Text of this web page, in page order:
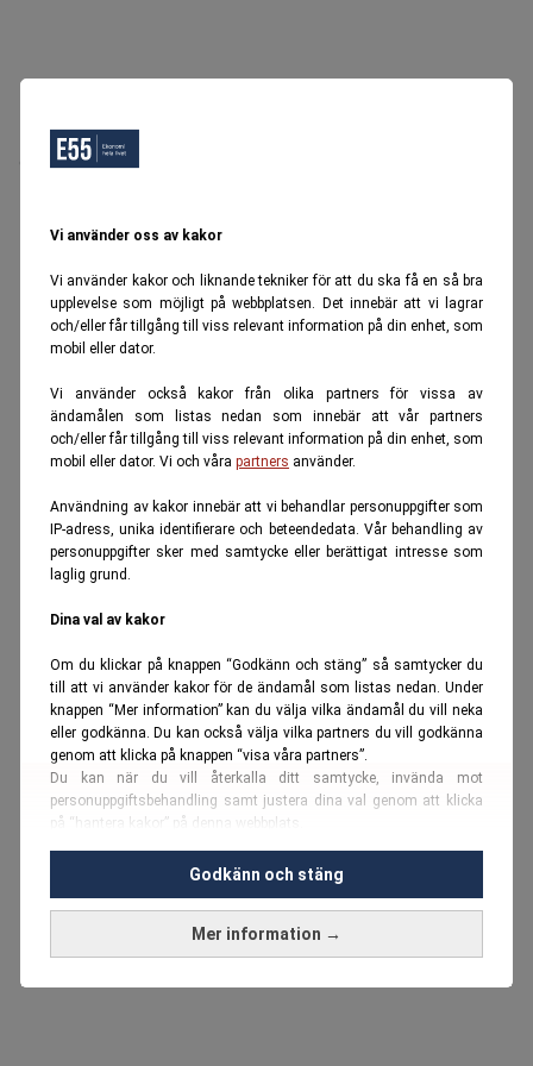
Vi använder oss av kakor
Vi använder kakor och liknande tekniker för att du ska få en så bra
upplevelse som möjligt på webbplatsen. Det innebär att vi lagrar
och/eller får tillgång till viss relevant information på din enhet, som
mobil eller dator.
Vi använder också kakor från olika partners för vissa av
ändamålen som listas nedan som innebär att vår partners
och/eller får tillgång till viss relevant information på din enhet, som
mobil eller dator. Vi och våra partners använder.
Användning av kakor innebär att vi behandlar personuppgifter som
IP-adress, unika identifierare och beteendedata. Vår behandling av
personuppgifter sker med samtycke eller berättigat intresse som
laglig grund.
Dina val av kakor
Om du klickar på knappen “Godkänn och stäng” så samtycker du
till att vi använder kakor för de ändamål som listas nedan. Under
knappen “Mer information” kan du välja vilka ändamål du vill neka
eller godkänna. Du kan också välja vilka partners du vill godkänna
genom att klicka på knappen “visa våra partners”.
Du kan när du vill återkalla ditt samtycke, invända mot
personuppgiftsbehandling samt justera dina val genom att klicka
på “hantera kakor” på denna webbplats.
Du kan fördjupa dig ytterligare i vårcookie-policy
Vi använder kakor och personuppgifter för dessa syften:
Nödvändiga cookies och liknande tekniker, anpassning av
Mer information →
Godkänn och stäng
Oops, Ett fel inträffade.